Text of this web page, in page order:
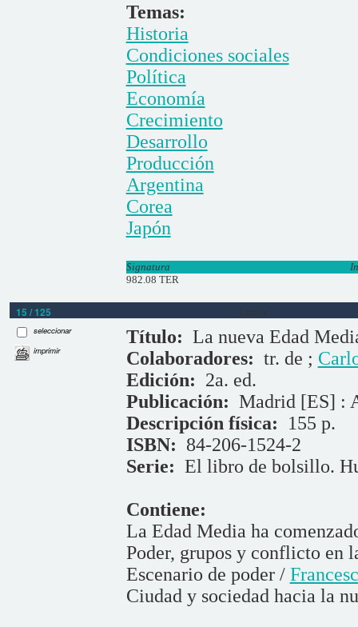
Temas:
Historia
Condiciones sociales
Política
Economía
Crecimiento
Desarrollo
Producción
Argentina
Corea
Japón
Signatura
982.08 TER
15 / 125 Libros
seleccionar
imprimir
Título: La nueva Edad
Colaboradores: tr. de ;
Edición: 2a. ed.
Publicación: Madrid [ES] :
Descripción física: 155 p.
ISBN: 84-206-1524-2
Serie: El libro de bolsillo.
Contiene:
La Edad Media ha
Poder, grupos y conflicto en
Escenario de poder /
Ciudad y sociedad hacia la